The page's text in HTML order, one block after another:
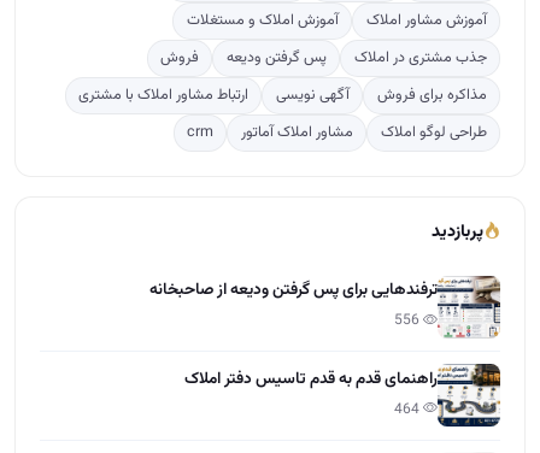
آموزش مشاور املاک
آموزش املاک و مستغلات
جذب مشتری در املاک
پس گرفتن ودیعه
فروش
مذاکره برای فروش
آگهی نویسی
ارتباط مشاور املاک با مشتری
طراحی لوگو املاک
مشاور املاک آماتور crm
پربازدید
ترفندهایی برای پس گرفتن ودیعه از صاحبخانه
راهنمای قدم به قدم تاسیس دفتر املاک